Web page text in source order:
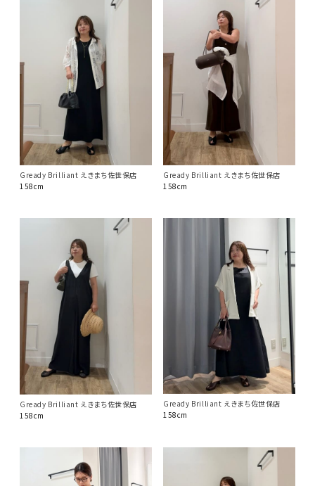
Gready Brilliant えきまち佐世保店
158cm
Gready Brilliant えきまち佐世保店
158cm
Gready Brilliant えきまち佐世保店
158cm
Gready Brilliant えきまち佐世保店
158cm